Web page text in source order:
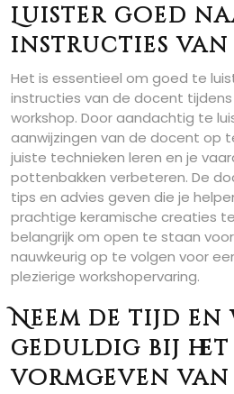
Luister goed
instructies van
Het is essentieel om goed te
instructies van de docent
workshop. Door aandachtig te
aanwijzingen van de docent op
juiste technieken leren en je
pottenbakken verbeteren. De
tips en advies geven die je
prachtige keramische creaties
belangrijk om open te staan
nauwkeurig op te volgen voor
plezierige workshopervaring.
Neem de tijd en
geduldig bij het
vormgeven